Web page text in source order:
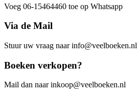
Voeg 06-15464460 toe op Whatsapp
Via de Mail
Stuur uw vraag naar info@veelboeken.nl
Boeken verkopen?
Mail dan naar inkoop@veelboeken.nl